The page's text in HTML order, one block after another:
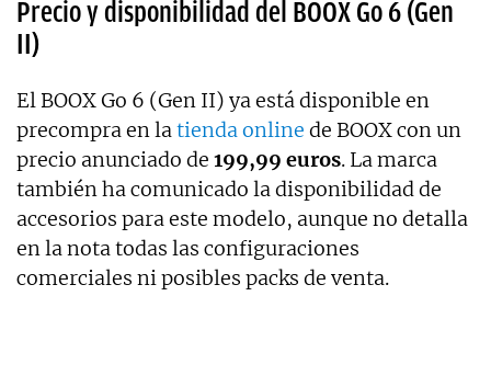
Precio y disponibilidad del BOOX Go 6 (Gen
II)
El BOOX Go 6 (Gen II) ya está disponible en
precompra en latienda online de BOOX con un
precio anunciado de 199,99 euros. La marca
también ha comunicado la disponibilidad de
accesorios para este modelo, aunque no detalla
en la nota todas las configuraciones
comerciales ni posibles packs de venta.